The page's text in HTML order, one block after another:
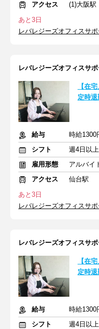
アクセス
(1)大阪
あと3日
レバレジーズオフィスサ
レバレジーズオフィスサ
【在
定時
給与
時給1300
シフト
週4日以
雇用形態
アルバイ
アクセス
仙台駅
あと3日
レバレジーズオフィスサ
レバレジーズオフィスサ
【在
定時
給与
時給1300
シフト
週4日以